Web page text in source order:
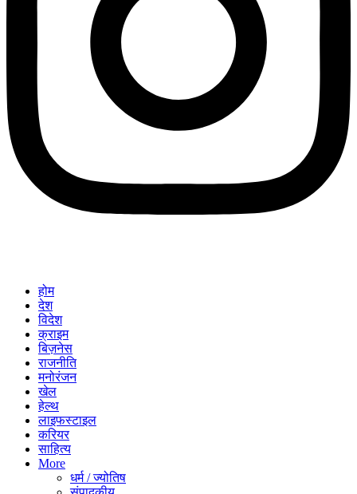
होम
देश
विदेश
क्राइम
बिज़नेस
राजनीति
मनोरंजन
खेल
हेल्थ
लाइफस्टाइल
करियर
साहित्य
More
धर्म / ज्योतिष